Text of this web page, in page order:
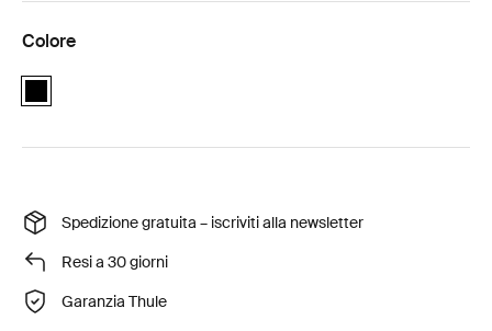
Colore
Spedizione gratuita – iscriviti alla newsletter
Resi a 30 giorni
Garanzia Thule